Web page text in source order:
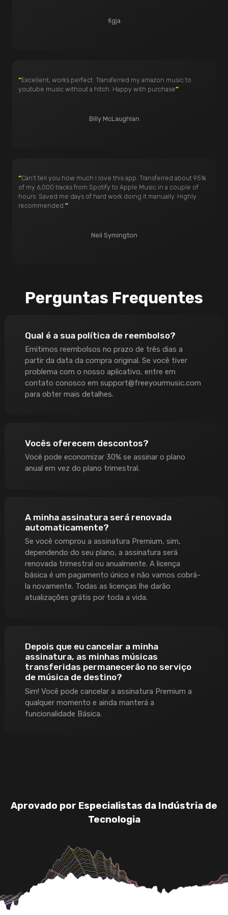
figja
“Excellent, works perfect. Transferred my amazon music to
youtube music without a hitch. Happy with purchase”
Billy McLaughlan
“Can't tell you how much I love this app. Transferred about 95%
of my 6,000 tracks from Spotify to Apple Music in a couple of
hours. Saved me days of hard work doing it manually. Highly
recommended.”
Neil Symington
Perguntas Frequentes
Qual é a sua política de reembolso?
Emitimos reembolsos no prazo de três dias a
partir da data da compra original. Se você tiver
problema com o nosso aplicativo, entre em
contato conosco em support@freeyourmusic.com
para obter mais detalhes.
Vocês oferecem descontos?
Você pode economizar 30% se assinar o plano
anual em vez do plano trimestral.
A minha assinatura será renovada
automaticamente?
Se você comprou a assinatura Premium, sim,
dependendo do seu plano, a assinatura será
renovada trimestral ou anualmente. A licença
básica é um pagamento único e não vamos cobrá-
la novamente. Todas as licenças lhe darão
atualizações grátis por toda a vida.
Depois que eu cancelar a minha
assinatura, as minhas músicas
transferidas permanecerão no serviço
de música de destino?
Sim! Você pode cancelar a assinatura Premium a
qualquer momento e ainda manterá a
funcionalidade Básica.
Aprovado por Especialistas da Indústria de
Tecnologia